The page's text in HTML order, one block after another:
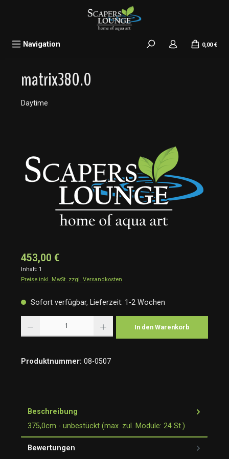
Navigation 0,00 €
matrix380.0
Daytime
453,00 €
Inhalt: 1
Preise inkl. MwSt. zzgl. Versandkosten
Sofort verfügbar, Lieferzeit: 1-2 Wochen
In den Warenkorb
Produktnummer: 08-0507
Beschreibung
375,0cm - unbestückt (max. zul. Module: 24 St.)
Bewertungen